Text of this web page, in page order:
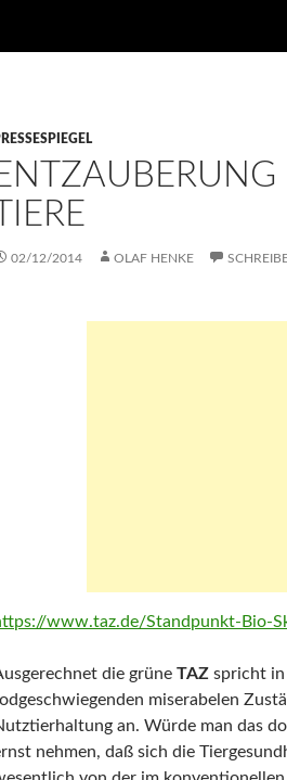
02/12/2014 OLAF HENKE
www.taz.de/Standpunkt-Bio-
die grüne TAZ spricht in
miserabelen
an. Würde man das
nehmen, daß sich die